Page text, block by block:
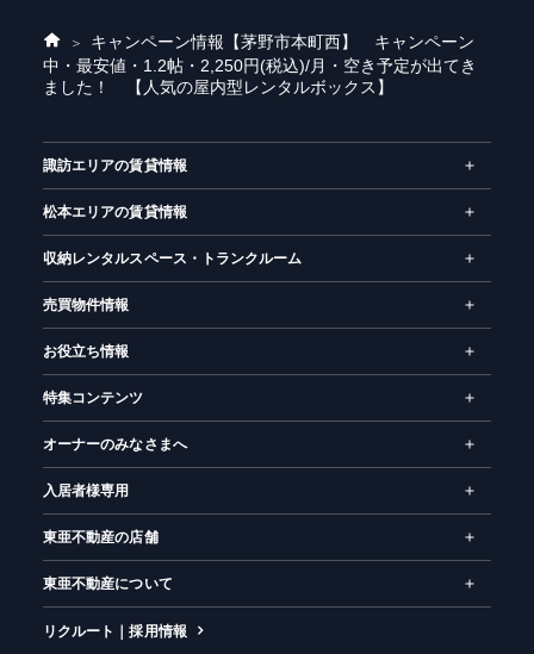
ホ
ー
ム
キャンペーン情報 【茅野市本町西】 キャンペーン
中・最安値・1.2帖・2,250円(税込)/月・空き予定が出てき
ました！ 【人気の屋内型レンタルボックス】
諏訪エリアの賃貸情報
松本エリアの賃貸情報
収納レンタルスペース・トランクルーム
売買物件情報
お役立ち情報
特集コンテンツ
オーナーのみなさまへ
入居者様専用
東亜不動産の店舗
東亜不動産について
リクルート｜採用情報